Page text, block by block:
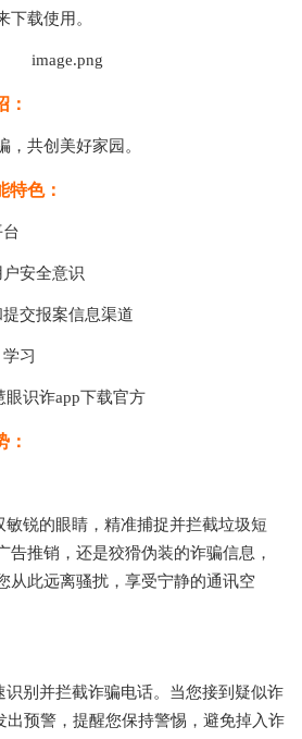
下载使用。
：
，共创美好家园。
特色：
安全意识
交报案信息渠道
习
：
敏锐的眼睛，精准捕捉并拦截垃圾短
告推销，还是狡猾伪装的诈骗信息，
从此远离骚扰，享受宁静的通讯空
识别并拦截诈骗电话。当您接到疑似诈
出预警，提醒您保持警惕，避免掉入诈